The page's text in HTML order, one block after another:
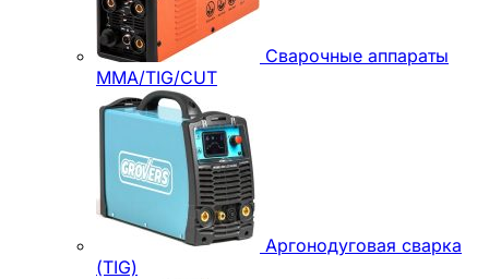
Сварочные аппараты
MMA/TIG/CUT
Аргонодуговая сварка
(TIG)